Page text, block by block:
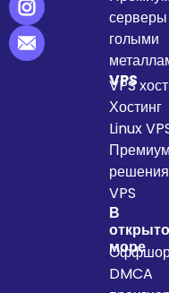
голыми
VPS
VPS
Хостинг
Linux
решения
VPS
В
море
DMCA